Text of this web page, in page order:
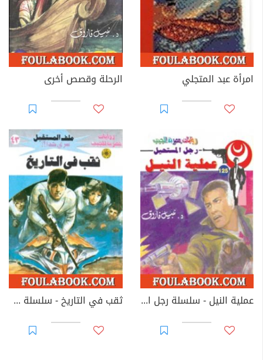
امرأة عبد المتجلي الرحلة وقصص أخرى
عملية النيل - سلسلة رجل المستحيل ثقب في التاريخ - سلسلة ملف المستقبل